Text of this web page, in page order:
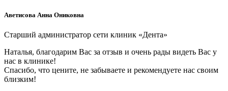
Аветисова Анна Ониковна
Старший администратор сети клиник «Дента»
Наталья, благодарим Вас за отзыв и очень рады видеть Вас у
нас в клинике!
Спасибо, что цените, не забываете и рекомендуете нас своим
близким!